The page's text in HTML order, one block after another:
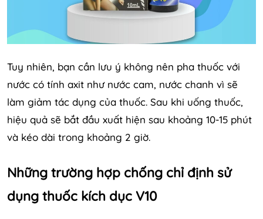
Tuy nhiên, bạn cần lưu ý không nên pha thuốc với
nước có tính axit như nước cam, nước chanh vì sẽ
làm giảm tác dụng của thuốc. Sau khi uống thuốc,
hiệu quả sẽ bắt đầu xuất hiện sau khoảng 10-15 phút
và kéo dài trong khoảng 2 giờ.
Những trường hợp chống chỉ định sử
dụng thuốc kích dục V10